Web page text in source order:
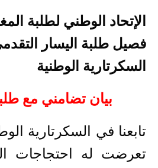
الإتحاد الوطني لطلبة
فصيل طلبة اليسار
السكرتارية الوطنية
بيان تضامني مع
تابعنا في السكرتارية
تعرضت له احتجاجات